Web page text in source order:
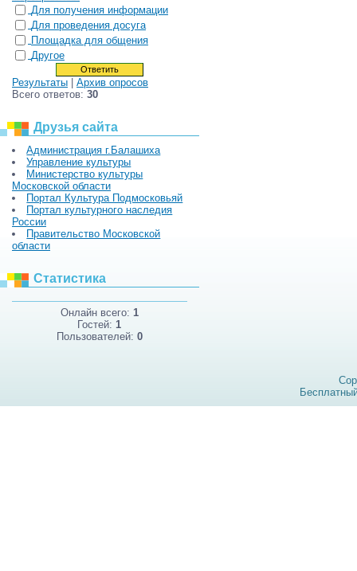
Для получения информации
Для проведения досуга
Площадка для общения
Другое
Результаты
Архив опросов
Всего ответов: 30
Друзья сайта
Администрация г.Балашиха
Управление культуры
Министерство культуры
Московской области
Портал Культура Подмосковьяй
Портал культурного наследия
России
Правительство Московской
области
Статистика
Онлайн всего: 1
Гостей:1
Пользователей: 0